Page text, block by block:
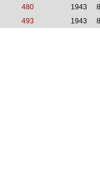
480 1943
493 1943